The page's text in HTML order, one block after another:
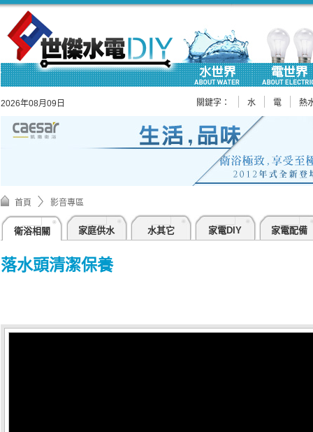
2026年08月09日 關鍵字： 水 電 熱
首頁 影音專區
衛浴相關 家庭供水 水其它 家電DIY 家電配備
落水頭清潔保養